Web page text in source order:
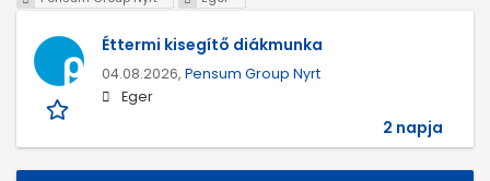
Éttermi kisegítő diákmunka
04.08.2026, Pensum Group Nyrt
Eger
2 napja